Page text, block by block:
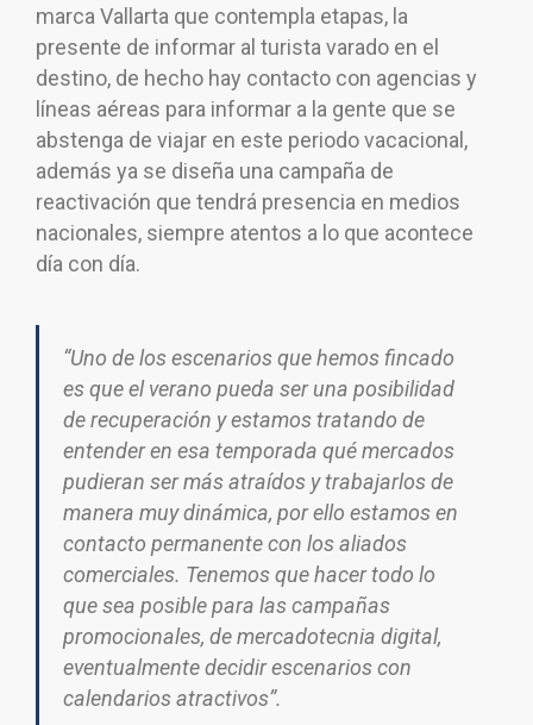
marca Vallarta que contempla etapas, la
presente de informar al turista varado en el
destino, de hecho hay contacto con agencias y
líneas aéreas para informar a la gente que se
abstenga de viajar en este periodo vacacional,
además ya se diseña una campaña de
reactivación que tendrá presencia en medios
nacionales, siempre atentos a lo que acontece
día con día.
“Uno de los escenarios que hemos fincado
es que el verano pueda ser una posibilidad
de recuperación y estamos tratando de
entender en esa temporada qué mercados
pudieran ser más atraídos y trabajarlos de
manera muy dinámica, por ello estamos en
contacto permanente con los aliados
comerciales. Tenemos que hacer todo lo
que sea posible para las campañas
promocionales, de mercadotecnia digital,
eventualmente decidir escenarios con
calendarios atractivos”.